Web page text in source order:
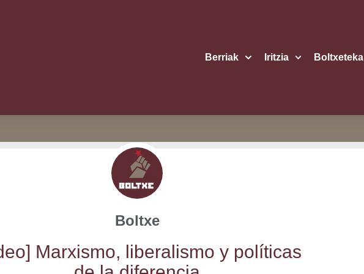
Berriak Iritzia Boltxe­te­ka
Boltxe
Mar­xis­mo, libe­ra­lis­mo y polí­ti­cas